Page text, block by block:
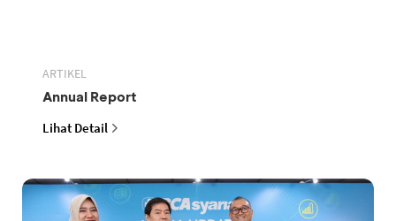
ARTIKEL
Annual Report
Lihat Detail